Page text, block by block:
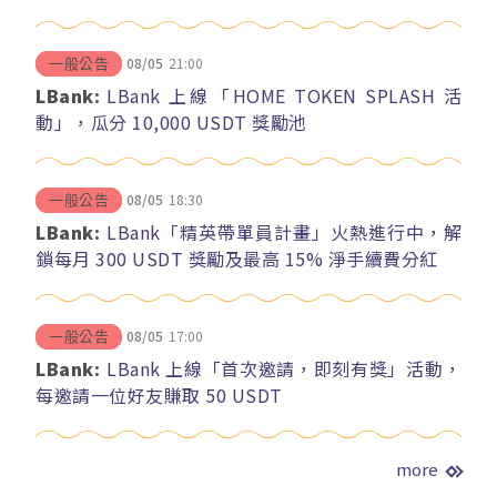
一般公告 08/05 21:00
LBank: LBank 上線「HOME TOKEN SPLASH 活
動」，瓜分 10,000 USDT 獎勵池
一般公告 08/05 18:30
LBank: LBank「精英帶單員計畫」火熱進行中，解
鎖每月 300 USDT 獎勵及最高 15% 淨手續費分紅
一般公告 08/05 17:00
LBank: LBank 上線「首次邀請，即刻有獎」活動，
每邀請一位好友賺取 50 USDT
more